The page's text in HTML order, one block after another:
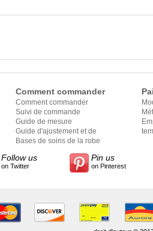
Comment commander
Comment commander
Suivi de commande
Guide de mesure
Guide d'ajustement et de
style
Bases de soins de la robe
Follow us
on Twitter
Pin us
on Pinterest